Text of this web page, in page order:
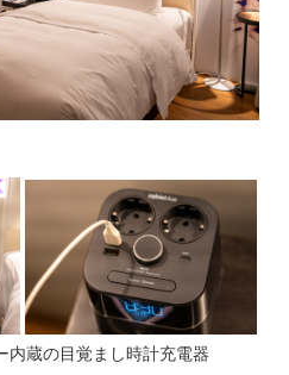
内蔵の目覚まし時計充電器